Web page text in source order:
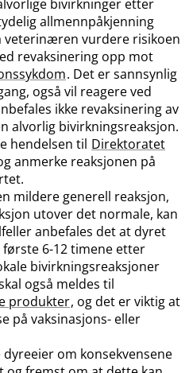
bivirkninger etter
allmennpåkjenning
veterinæren vurdere risikoen
revaksinering opp mot
. Det er sannsynlig
også vil reagere ved
ikke revaksinering av
alvorlig bivirkningsreaksjon.
hendelsen til Direktoratet
anmerke reaksjonen på
mildere generell reaksjon,
utover det normale, kan
anbefales det at dyret
6-12 timene etter
bivirkningsreaksjoner
også meldes til
produkter, og det er viktig at
på vaksinasjons- eller
om konsekvensene